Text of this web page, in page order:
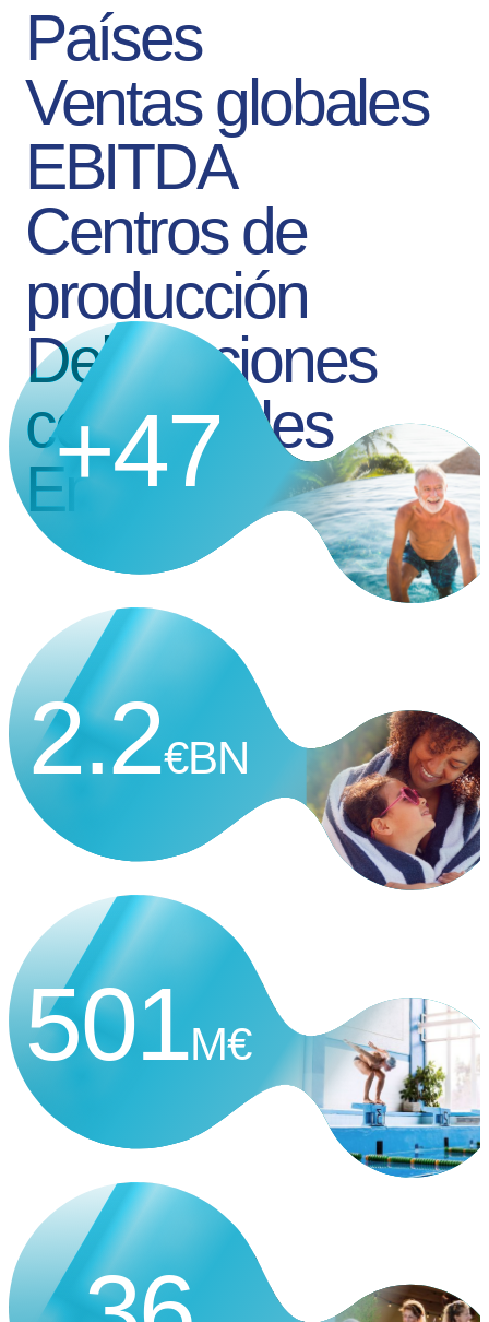
Países
Ventas globales
EBITDA
Centros de
producción
Delegaciones
comerciales
Empleados
+47
2.2€BN
501M€